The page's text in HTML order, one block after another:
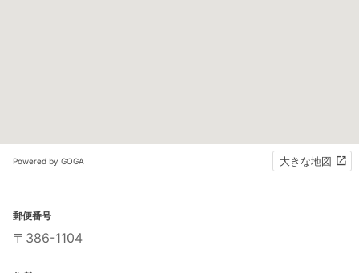
Powered by GOGA 大きな地図
郵便番号
〒386-1104